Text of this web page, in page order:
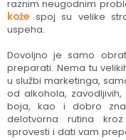
raznim neugodnim
kože spoj su velike
uspeha.
Dovoljno je samo
preparati. Nema tu
u službi marketinga,
od alkohola,
boja, kao i dobro
delotvorna rutina
sprovesti i dati vam